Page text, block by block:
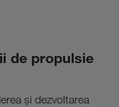
de propulsie
și dezvoltarea